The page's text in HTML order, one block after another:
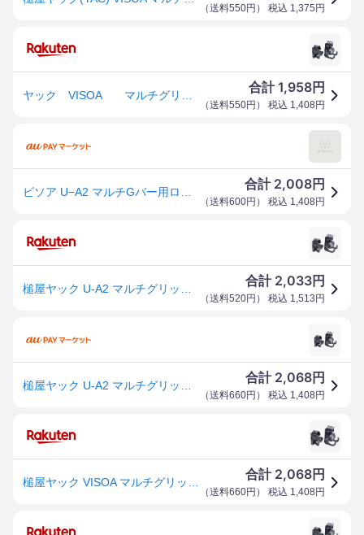
（送料550円 ） 税込 1,375 円
合計1,958円
（送料550円 ） 税込 1,408 円
合計 2,008円
（送料600円 ） 税込 1,408 円
合計 2,033円
（送料520円 ） 税込 1,513 円
合計 2,068円
（送料660円 ） 税込 1,408 円
合計 2,068円
（送料660円 ） 税込 1,408 円